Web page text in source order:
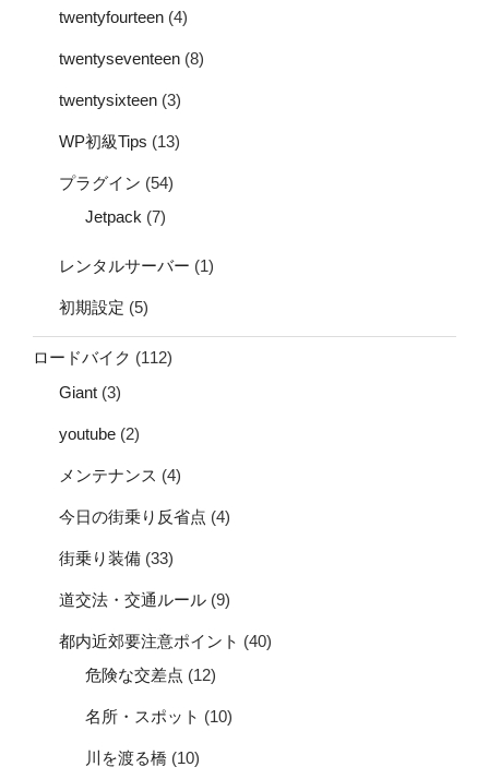
twentyfourteen (4)
twentyseventeen (8)
twentysixteen (3)
WP初級Tips (13)
プラグイン (54)
Jetpack (7)
レンタルサーバー (1)
初期設定 (5)
ロードバイク (112)
Giant (3)
youtube (2)
メンテナンス (4)
今日の街乗り反省点 (4)
街乗り装備 (33)
道交法・交通ルール (9)
都内近郊要注意ポイント (40)
危険な交差点 (12)
名所・スポット (10)
川を渡る橋 (10)